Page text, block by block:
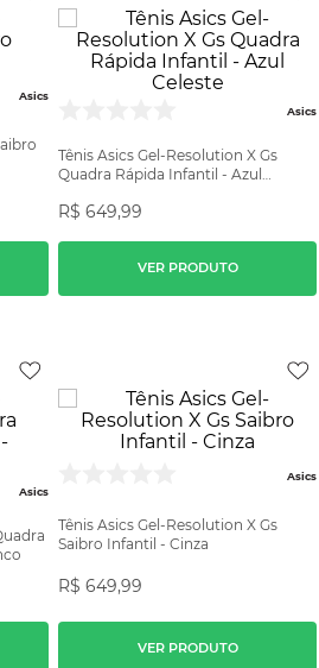
Asics
Asics
Tênis Asics Gel-Resolution X Gs
Quadra Rápida Infantil - Azul
R$ 649,99
VER PRODUTO
Asics
Asics
Tênis Asics Gel-Resolution X Gs
Saibro Infantil - Cinza
R$ 649,99
VER PRODUTO